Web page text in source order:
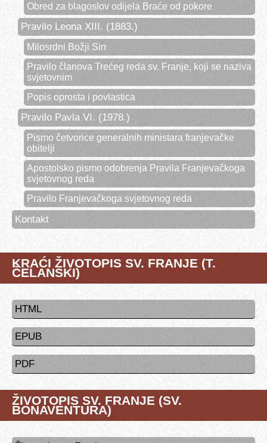
Obred za blagoslov odijela Braće od pokore
Pravilo Leona XIII. (1883.)
Milosrdni Božji Sin
Pravilo članova Trećeg reda sv. Franje, koji se naziva
svjetovnim
Popis oprosta i povlastica
Pravilo Pavla VI. (1978.)
Pismo četvorice generalnih ministara franjevačke
obitelji
Apostolsko pismo odobrenja Pravila Franjevačkoga
svjetovnog reda
Pravilo Franjevačkoga svjetovnog reda
Kontakt
KRAĆI ŽIVOTOPIS SV. FRANJE (T.
ČELANSKI)
HTML
EPUB
PDF
ŽIVOTOPIS SV. FRANJE (SV.
BONAVENTURA)